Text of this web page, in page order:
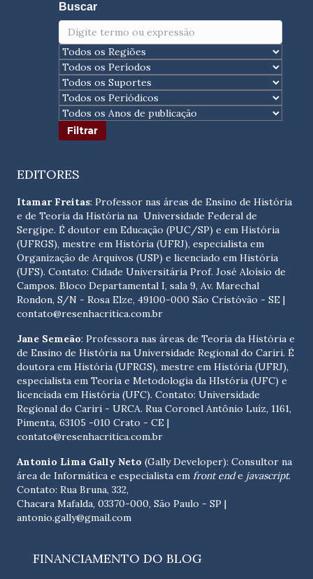
Buscar
EDITORES
Itamar Freitas: Professor nas áreas de Ensino de História
e de Teoria da História na Universidade Federal de
Sergipe. É doutor em Educação (PUC/SP) e em História
(UFRGS), mestre em História (UFRJ), especialista em
Organização de Arquivos (USP) e licenciado em História
(UFS). Contato: Cidade Universitária Prof. José Aloísio de
Campos. Bloco Departamental I, sala 9, Av. Marechal
Rondon, S/N - Rosa Elze, 49100-000 São Cristóvão - SE |
contato@resenhacritica.com.br
Jane Semeão: Professora nas áreas de Teoria da História e
de Ensino de História na Universidade Regional do Cariri. É
doutora em História (UFRGS), mestre em História (UFRJ),
especialista em Teoria e Metodologia da HIstória (UFC) e
licenciada em História (UFC). Contato: Universidade
Regional do Cariri - URCA. Rua Coronel Antônio Luíz, 1161,
Pimenta, 63105 -010 Crato - CE |
contato@resenhacritica.com.br
Antonio Lima Gally Neto (Gally Developer): Consultor na
área de Informática e especialista em front ende javascript.
Contato: Rua Bruna, 332,
Chacara Mafalda, 03370-000, São Paulo - SP |
antonio.gally@gmail.com
FINANCIAMENTO DO BLOG